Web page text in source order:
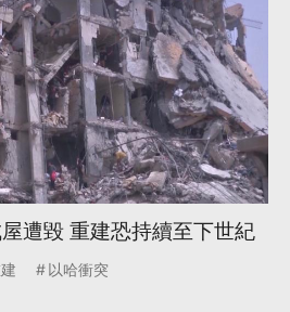
遭毀 重建恐持續至下世紀
以哈衝突